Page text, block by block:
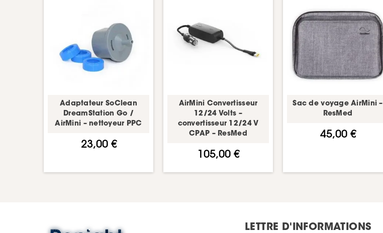
Adaptateur SoClean
DreamStation Go /
AirMini – nettoyeur PPC
23,00 €
AirMini Convertisseur
12/24 Volts –
convertisseur 12/24 V
CPAP – ResMed
105,00 €
Sac de voyage AirMini –
ResMed
45,00 €
LETTRE D'INFORMATIONS